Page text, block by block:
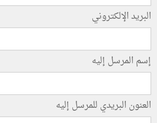
البريد الإلكتروني
إسم المرسل إليه
العنون البريدي للمرسل إليه